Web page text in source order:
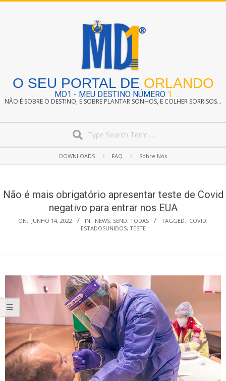
O SEU PORTAL DE ORLANDO
MD1 - MEU DESTINO NÚMERO 1
NÃO É SOBRE O DESTINO, É SOBRE PLANTAR SONHOS, E COLHER SORRISOS...
Navigation
DOWNLOADS FAQ Sobre Nós
Não é mais obrigatório apresentar teste de Covid
negativo para entrar nos EUA
ON: JUNHO 14, 2022 IN: NEWS, SEND, TODAS TAGGED: COVID,
ESTADOSUNIDOS, TESTE